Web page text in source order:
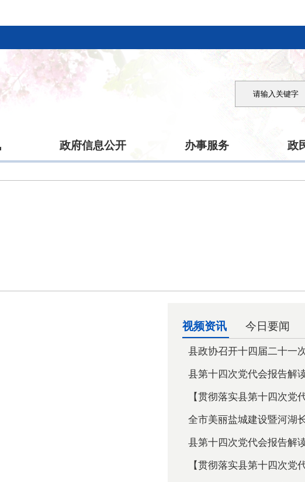
政府信息公开 办事服务 政
视频资讯 今日要闻
县政协召开十四届二十一
县第十四次党代会报告解
【贯彻落实县第十四次党
全市美丽盐城建设暨河湖
县第十四次党代会报告解
【贯彻落实县第十四次党